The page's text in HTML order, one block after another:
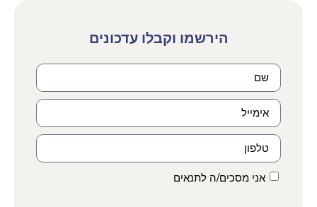
הירשמו וקבלו עדכונים
אני מסכים/ה לתנאים